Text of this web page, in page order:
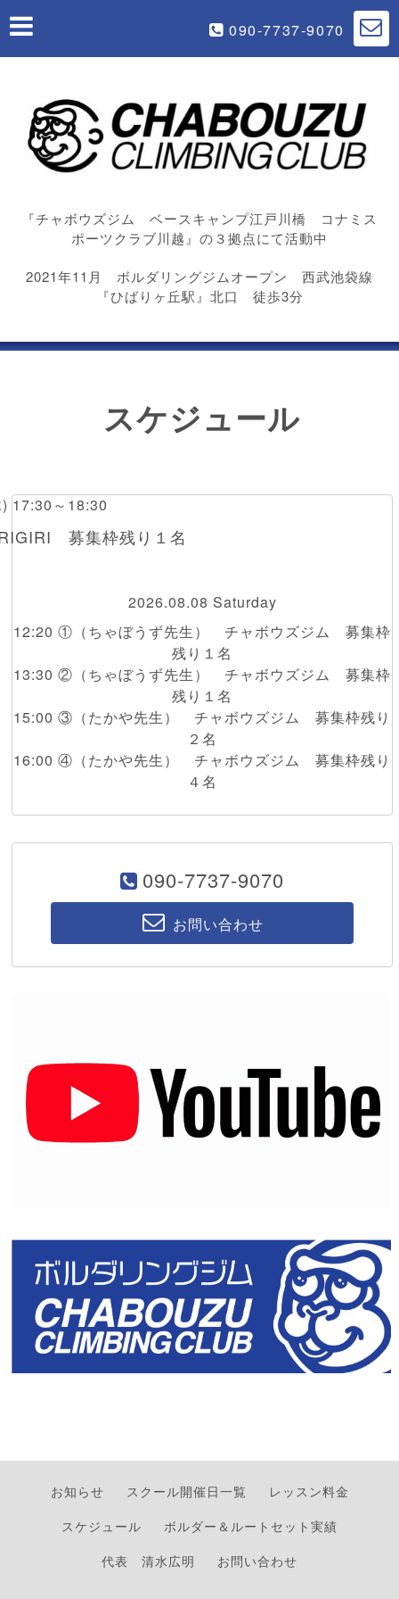
090-7737-9070
『チャボウズジム ベースキャンプ江戸川橋 コナミス
ポーツクラブ川越』の３拠点にて活動中
2021年11月 ボルダリングジムオープン 西武池袋線
『ひばりヶ丘駅』北口 徒歩3分
スケジュール
17:30～18:30
募集枠残り１名
2026.08.08 Saturday
12:20 ①（ちゃぼうず先生） チャボウズジム 募集枠
残り１名
13:30 ②（ちゃぼうず先生） チャボウズジム 募集枠
残り１名
15:00 ③（たかや先生） チャボウズジム 募集枠残り
２名
16:00 ④（たかや先生） チャボウズジム 募集枠残り
４名
090-7737-9070
お問い合わせ
お知らせ スクール開催日一覧
レッスン料金
スケジュール
ボルダー＆ルートセット実績
代表 清水広明
お問い合わせ